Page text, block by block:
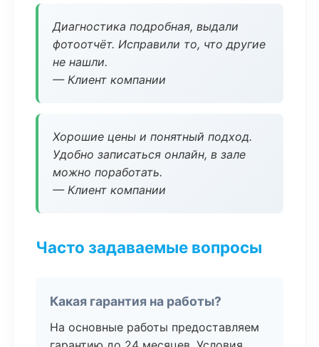
Диагностика подробная, выдали
фотоотчёт. Исправили то, что другие
не нашли.
— Клиент компании
Хорошие цены и понятный подход.
Удобно записаться онлайн, в зале
можно поработать.
— Клиент компании
Часто задаваемые вопросы
Какая гарантия на работы?
На основные работы предоставляем